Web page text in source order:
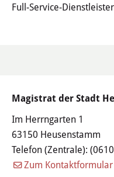
Full-Service-
Magistrat der Stadt
Im Herrngarten 1
63150 Heusenstamm
Telefon (Zentrale):
Zum Kontaktformular
Aktuelle Meldungen
Offenlagen
Publikationen
Videos & Podcasts